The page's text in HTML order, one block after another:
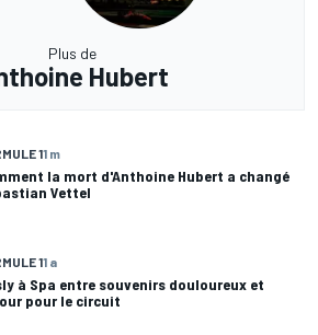
Plus de
Hubert
11 m
la mort d'Anthoine Hubert a changé
Vettel
11 a
à Spa entre souvenirs douloureux et
pour le circuit